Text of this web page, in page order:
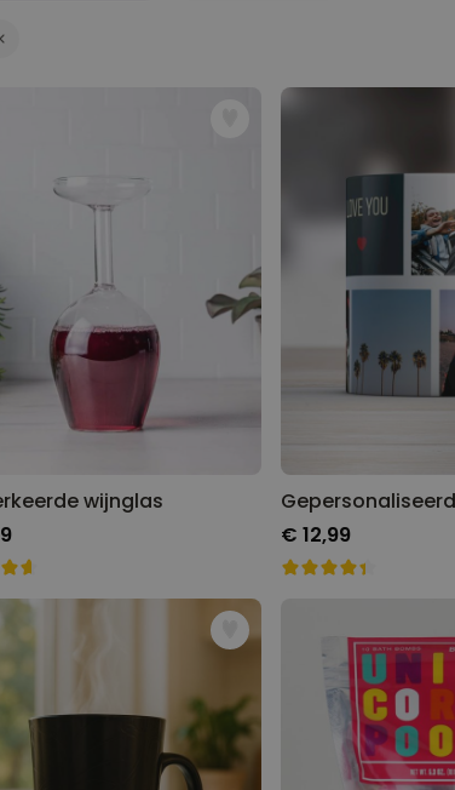
Gepersonaliseerde
Polaroid-look
Gepersonaliseerde
Geurhanger set van 2
wijnglas
€ 12,99